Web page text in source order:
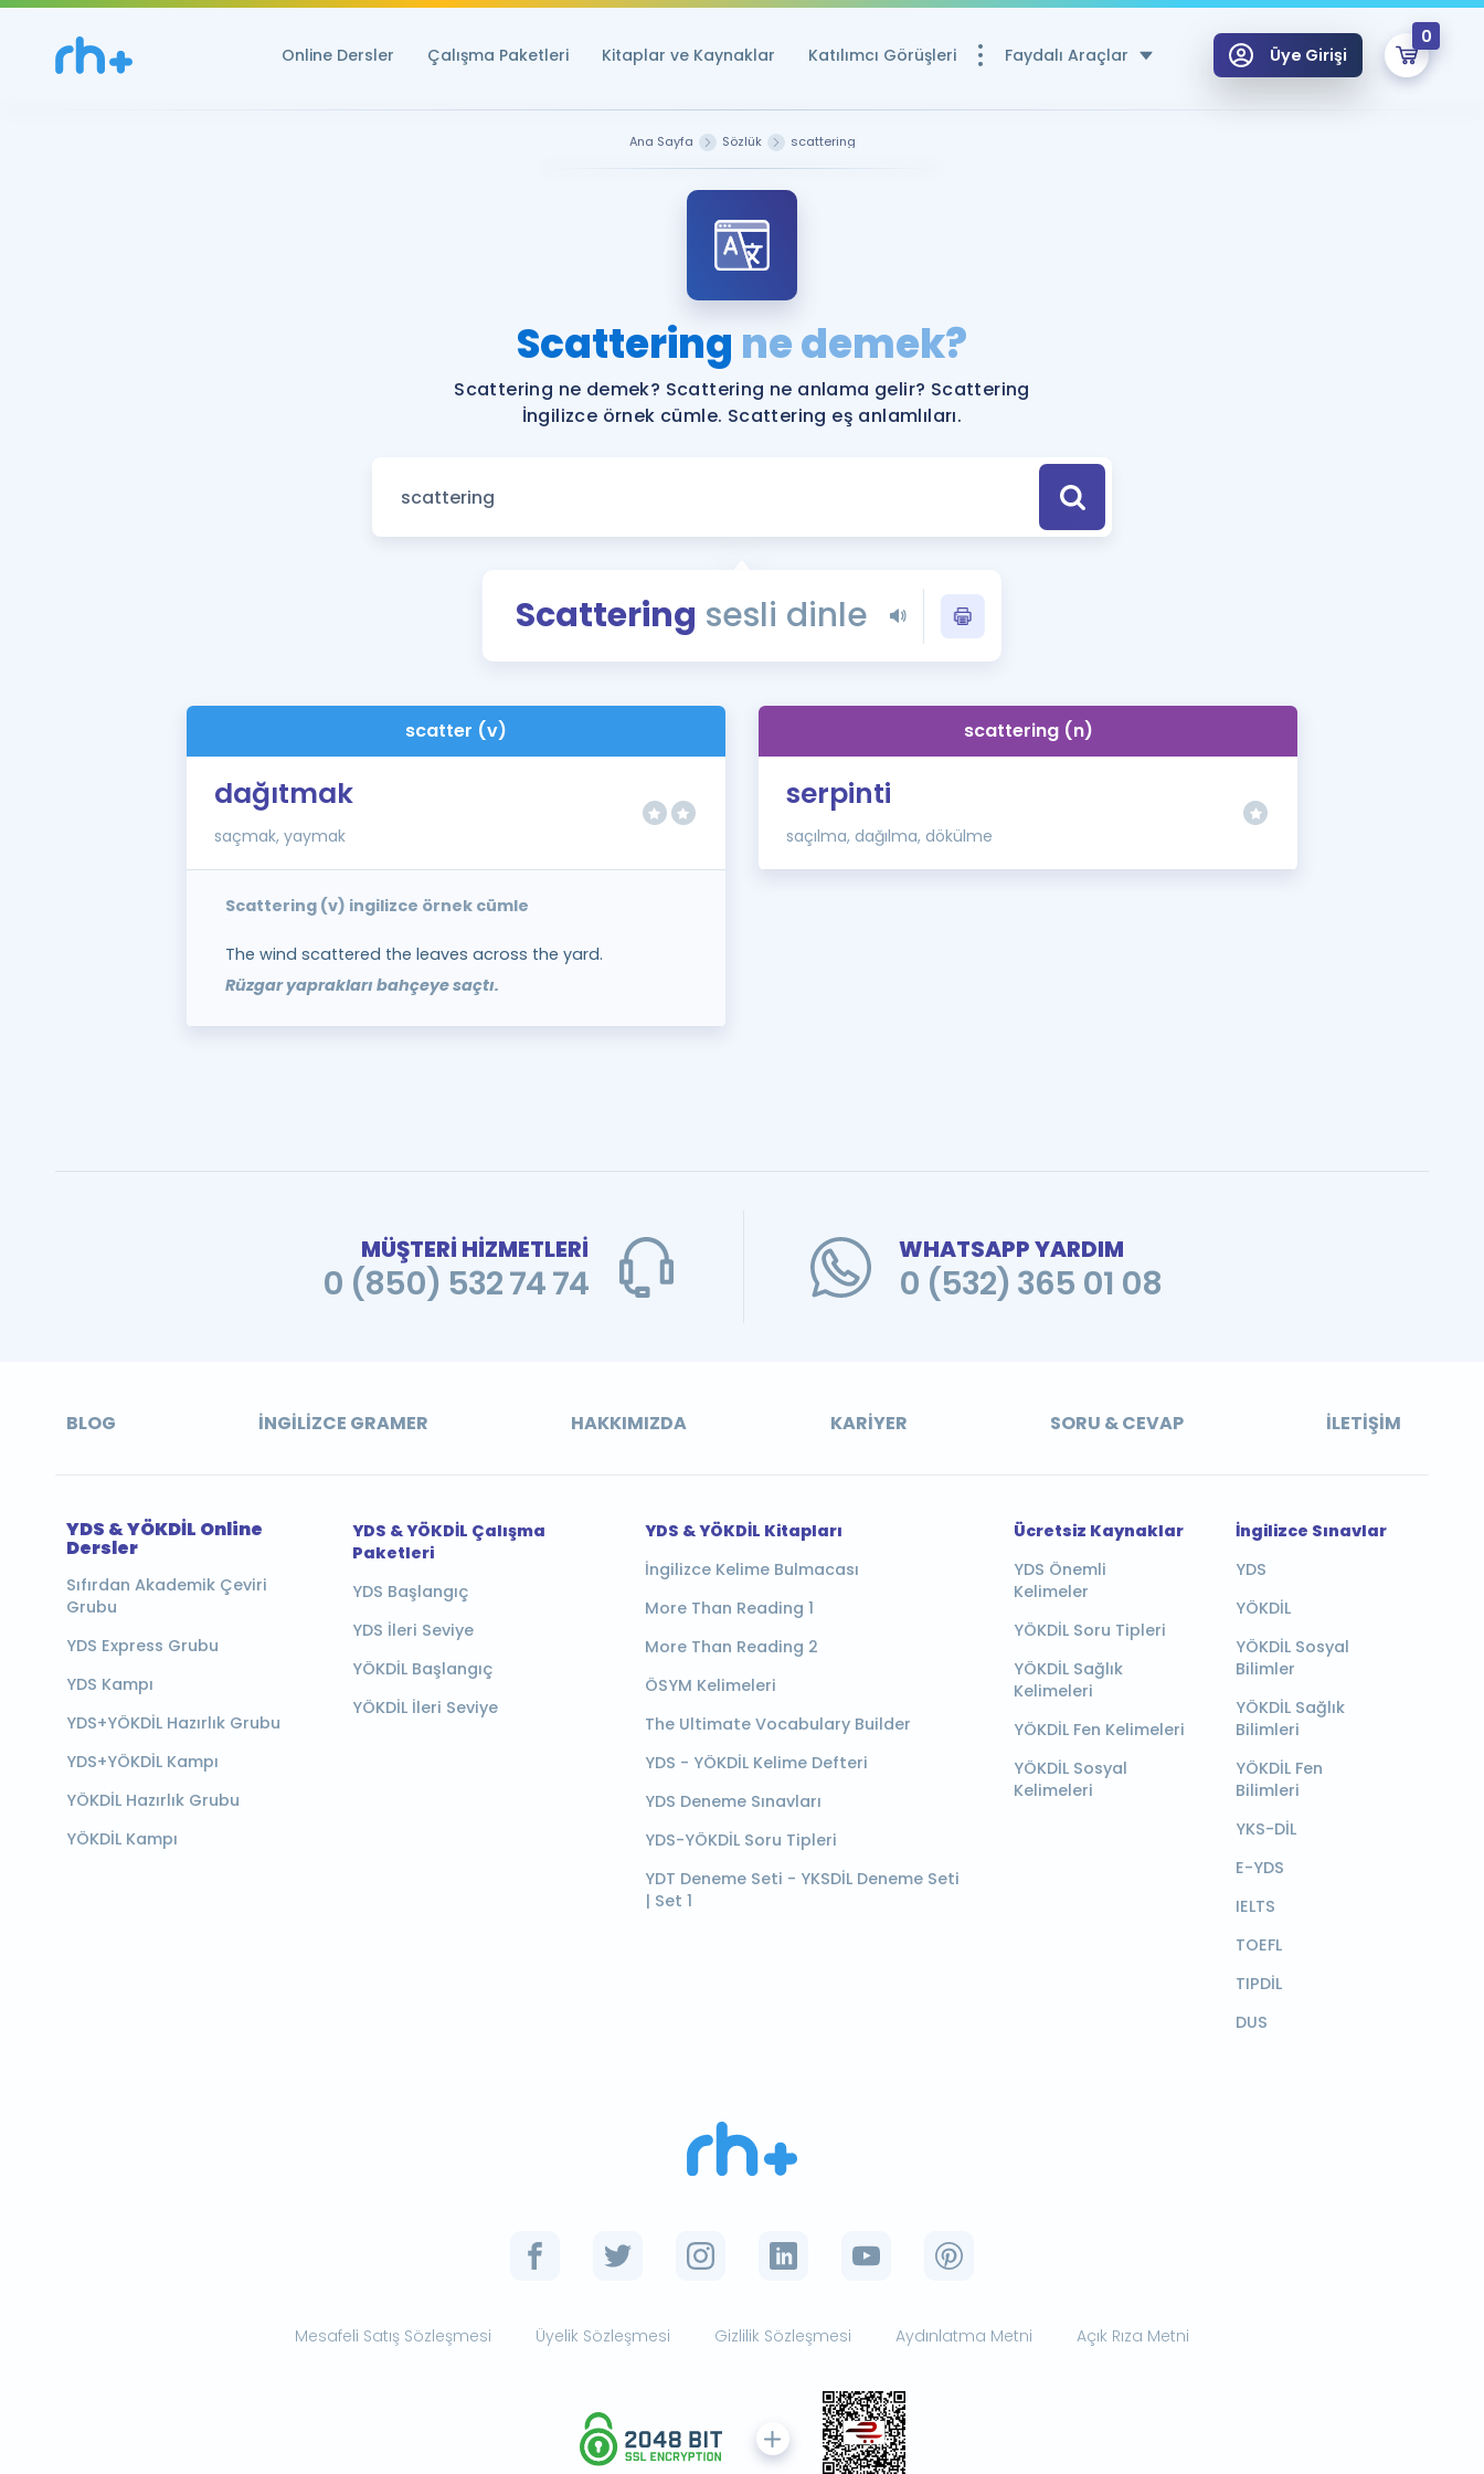
Online Dersler Çalışma Paketleri Kitaplar ve Kaynaklar Katılımcı Görüşleri Faydalı Araçlar
YDS ve YÖKDİL Puan Hesaplama Aracı
YDS ve YÖKDİL'e Hazırlananlar için Öneriler
Tüm ÖSYM Sınavları Tek Takvimde
YDS - YÖKDİL Tüm Sınavlarla İlgili Haberler
İngilizce Gramer
Üye Girişi
0
Remzi Hoca ile seni sınava hazırlayacak onlarca eğitim seni bekliyor!
Ana Sayfa Sözlük scattering
Scattering ne demek?
Scattering ne demek? Scattering ne anlama gelir? Scattering
İngilizce örnek cümle. Scattering eş anlamlıları.
Scattering sesli dinle
scatter (v)
dağıtmak
saçmak, yaymak
Scattering (v) ingilizce örnek cümle
The wind scattered the leaves across the yard.
Rüzgar yaprakları bahçeye saçtı.
scattering (n)
serpinti
saçılma, dağılma, dökülme
MÜŞTERİ HİZMETLERİ
0 (850) 532 74 74
WHATSAPP YARDIM
0 (532) 365 01 08
BLOG İNGILIZCE GRAMER HAKKIMIZDA KARIYER SORU & CEVAP İLETIŞIM
YDS & YÖKDİL Online
Dersler
Sıfırdan Akademik Çeviri
Grubu
YDS Express Grubu
YDS Kampı
YDS+YÖKDİL Hazırlık Grubu
YDS+YÖKDİL Kampı
YÖKDİL Hazırlık Grubu
YÖKDİL Kampı
YDS & YÖKDİL Çalışma
Paketleri
YDS Başlangıç
YDS İleri Seviye
YÖKDİL Başlangıç
YÖKDİL İleri Seviye
YDS & YÖKDİL Kitapları
İngilizce Kelime Bulmacası
More Than Reading 1
More Than Reading 2
ÖSYM Kelimeleri
The Ultimate Vocabulary Builder
YDS - YÖKDİL Kelime Defteri
YDS Deneme Sınavları
YDS-YÖKDİL Soru Tipleri
YDT Deneme Seti - YKSDİL Deneme Seti
| Set 1
Ücretsiz Kaynaklar
YDS Önemli
Kelimeler
YÖKDİL Soru Tipleri
YÖKDİL Sağlık
Kelimeleri
YÖKDİL Fen Kelimeleri
YÖKDİL Sosyal
Kelimeleri
İngilizce Sınavlar
YDS
YÖKDİL
YÖKDİL Sosyal
Bilimler
YÖKDİL Sağlık
Bilimleri
YÖKDİL Fen
Bilimleri
YKS-DİL
E-YDS
IELTS
TOEFL
TIPDİL
DUS
Mesafeli Satış Sözleşmesi Üyelik Sözleşmesi Gizlilik Sözleşmesi Aydınlatma Metni Açık Rıza Metni